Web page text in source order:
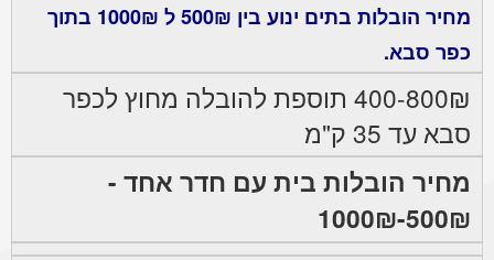
מחיר הובלות בתים ינוע בין 500₪ ל 1000₪ בתוך
כפר סבא.
400-800₪ תוספת להובלה מחוץ לכפר
סבא עד 35 ק"מ
מחיר הובלות בית עם חדר אחד -
500₪-1000₪